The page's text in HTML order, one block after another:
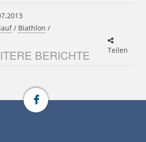
/ Biathlon /
Teilen
BERICHTE